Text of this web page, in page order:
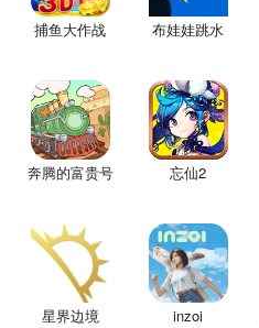
捕鱼大作战 布娃娃跳水
奔腾的富贵号 忘仙2
星界边境 inzoi